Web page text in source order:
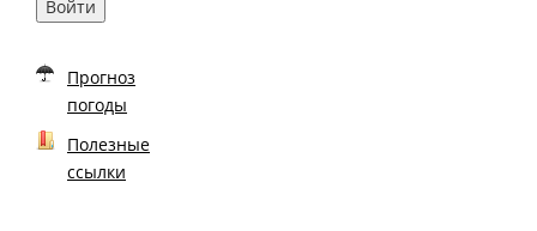
Войти
Прогноз
погоды
Полезные
ссылки